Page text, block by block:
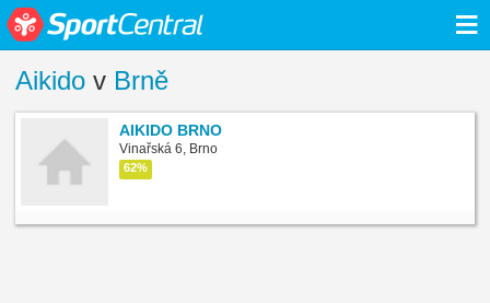
≡
Aikido v Brně
AIKIDO BRNO
Vinařská 6, Brno
62%